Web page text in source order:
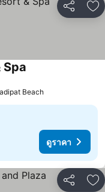
แชร์ เ
Spa
Beach
ดูราคา
แชร์ เ